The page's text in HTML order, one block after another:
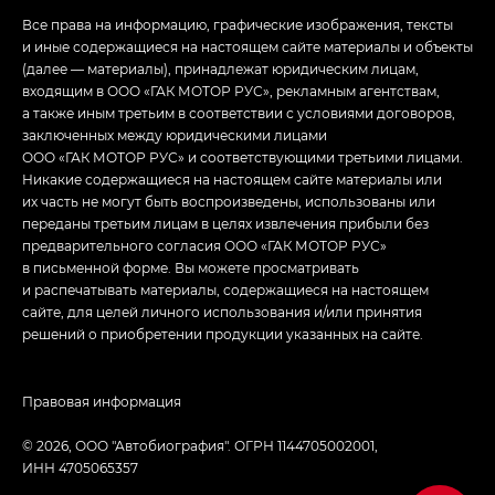
Все права на информацию, графические изображения, тексты
и иные содержащиеся на настоящем сайте материалы и объекты
(далее — материалы), принадлежат юридическим лицам,
входящим в ООО «ГАК МОТОР РУС», рекламным агентствам,
а также иным третьим в соответствии с условиями договоров,
заключенных между юридическими лицами
ООО «ГАК МОТОР РУС» и соответствующими третьими лицами.
Никакие содержащиеся на настоящем сайте материалы или
их часть не могут быть воспроизведены, использованы или
переданы третьим лицам в целях извлечения прибыли без
предварительного согласия ООО «ГАК МОТОР РУС»
в письменной форме. Вы можете просматривать
и распечатывать материалы, содержащиеся на настоящем
сайте, для целей личного использования и/или принятия
решений о приобретении продукции указанных на сайте.
© 2026, ООО "Автобиография". ОГРН 1144705002001,
ИНН 4705065357
Правовая информация